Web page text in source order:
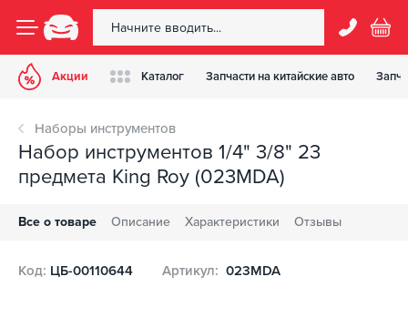
Акции Каталог Запчасти на китайские авто
Наборы инструментов
Набор инструментов 1/4" 3/8" 23
предмета King Roy (023MDA)
Все о товаре Описание Характеристики Отзывы
Код: ЦБ-00110644 Артикул: 023MDA